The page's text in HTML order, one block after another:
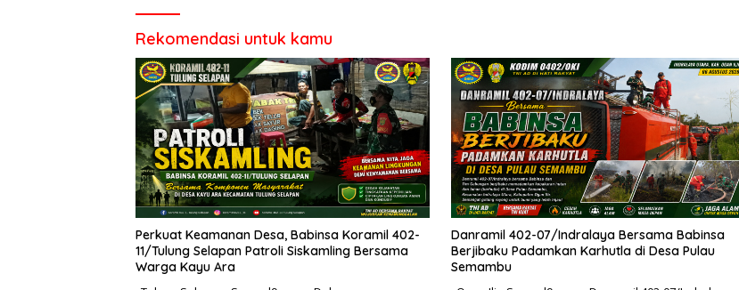
Rekomendasi untuk kamu
Perkuat Keamanan Desa, Babinsa Koramil 402-
11/Tulung Selapan Patroli Siskamling Bersama
Warga Kayu Ara
Danramil 402-07/Indralaya Bersama Babinsa
Berjibaku Padamkan Karhutla di Desa Pulau
Semambu